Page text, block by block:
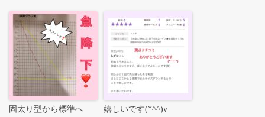
固太り型から標準へ
嬉しいです(*^^)v